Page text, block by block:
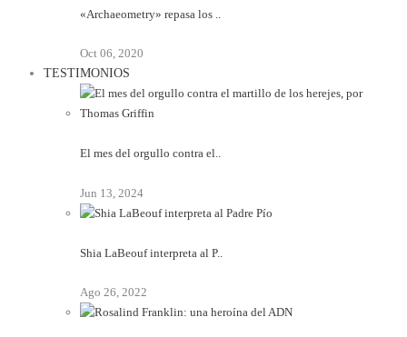
«Archaeometry» repasa los ..
Oct 06, 2020
TESTIMONIOS
El mes del orgullo contra el..
Jun 13, 2024
Shia LaBeouf interpreta al P..
Ago 26, 2022